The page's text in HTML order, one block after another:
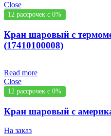
Close
12 рассрочек с 0%
Кран шаровый с
(17410100008)
Read more
Close
12 рассрочек с 0%
Кран шаровый с
На заказ